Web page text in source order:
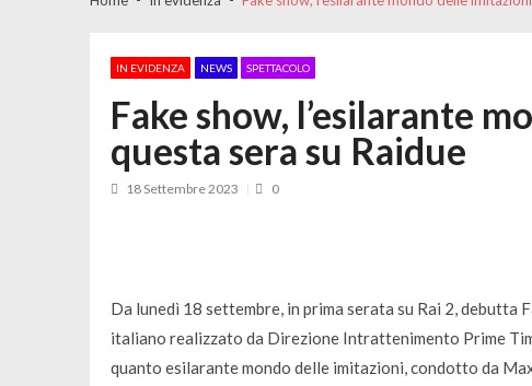
IN EVIDENZA NEWS SPETTACOLO
Fake show, l’esilarante
questa sera su Raidue
18 Settembre 2023 0
Da lunedì 18 settembre, in prima serata su Rai 2,
italiano realizzato da Direzione Intrattenimento Prime
quanto esilarante mondo delle imitazioni, condotto da